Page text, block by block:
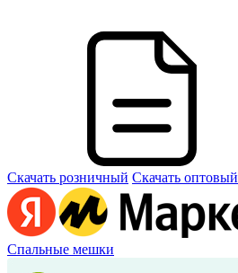
Скачать розничный Скачать оптовый
Спальные мешки